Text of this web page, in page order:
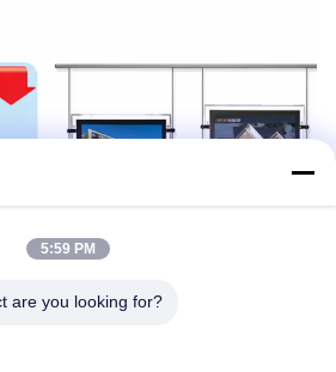
5:59 PM
are you looking for?